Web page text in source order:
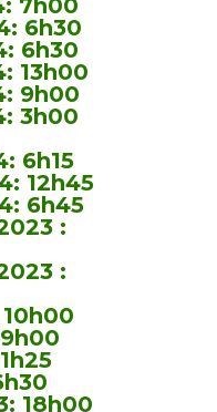
7h00
6h30
6h30
13h00
9h00
3h00
6h15
12h45
6h45
:
:
18h00